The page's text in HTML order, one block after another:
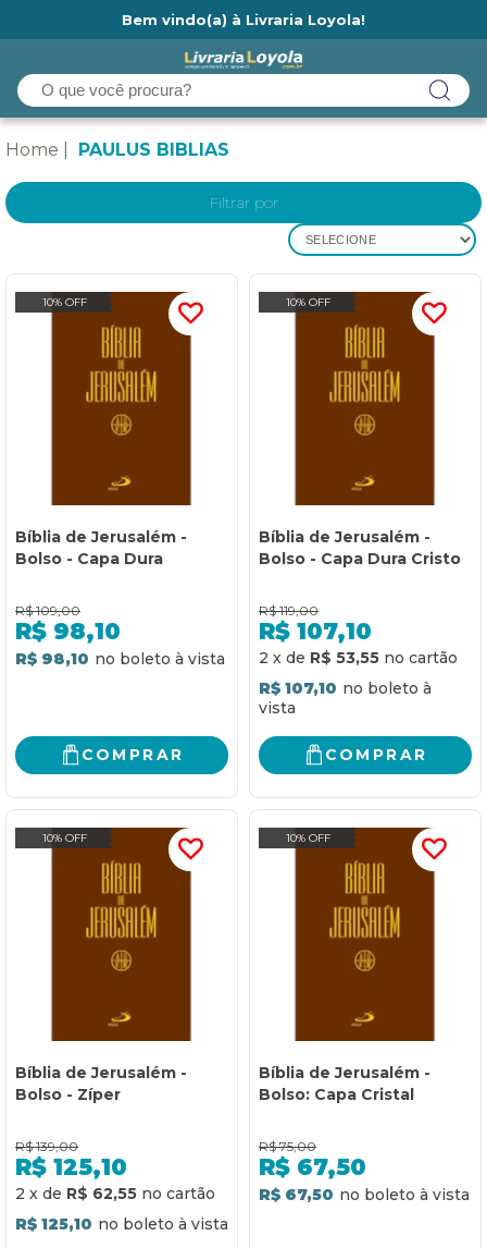
Bem vindo(a) à Livraria Loyola!
Home PAULUS BIBLIAS
Filtrar por
SELECIONE
10% OFF
Bíblia de Jerusalém -
Bolso - Capa Dura
R$ 109,00
R$ 98,10
R$ 98,10
COMPRAR
10% OFF
Bíblia de Jerusalém -
Bolso - Capa Dura Cristo
R$ 119,00
R$ 107,10
2 x de R$ 53,55
R$ 107,10
COMPRAR
10% OFF
Bíblia de Jerusalém -
Bolso - Zíper
R$ 139,00
R$ 125,10
2 x de R$ 62,55
R$ 125,10
10% OFF
Bíblia de Jerusalém -
Bolso: Capa Cristal
R$ 75,00
R$ 67,50
R$ 67,50